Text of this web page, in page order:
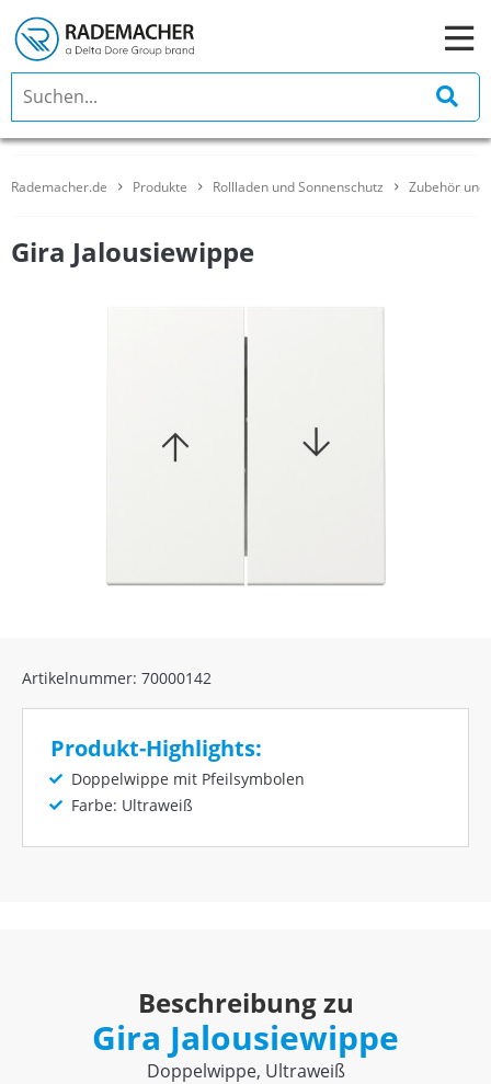
Rademacher.de Produkte Rollladen und Sonnenschutz Zubehör und
Gira Jalousiewippe
Artikelnummer: 70000142
Produkt-Highlights:
Doppelwippe mit Pfeilsymbolen
Farbe: Ultraweiß
Beschreibung zu
Gira Jalousiewippe
Doppelwippe, Ultraweiß